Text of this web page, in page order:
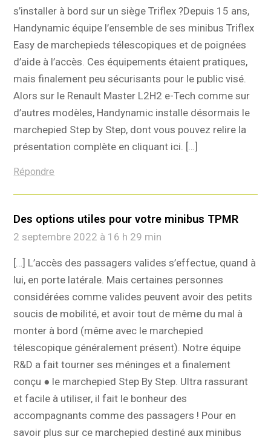
s’installer à bord sur un siège Triflex ?Depuis 15 ans,
Handynamic équipe l’ensemble de ses minibus Triflex
Easy de marchepieds télescopiques et de poignées
d’aide à l’accès. Ces équipements étaient pratiques,
mais finalement peu sécurisants pour le public visé.
Alors sur le Renault Master L2H2 e-Tech comme sur
d’autres modèles, Handynamic installe désormais le
marchepied Step by Step, dont vous pouvez relire la
présentation complète en cliquant ici. […]
Répondre
Des options utiles pour votre minibus TPMR
2 septembre 2022 à 16 h 29 min
[…] L’accès des passagers valides s’effectue, quand à
lui, en porte latérale. Mais certaines personnes
considérées comme valides peuvent avoir des petits
soucis de mobilité, et avoir tout de même du mal à
monter à bord (même avec le marchepied
télescopique généralement présent). Notre équipe
R&D a fait tourner ses méninges et a finalement
conçu ● le marchepied Step By Step. Ultra rassurant
et facile à utiliser, il fait le bonheur des
accompagnants comme des passagers ! Pour en
savoir plus sur ce marchepied destiné aux minibus